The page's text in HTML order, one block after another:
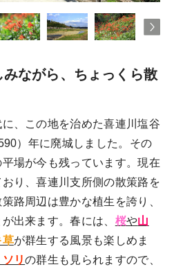
ながら、ちょっくら散
、この地を治めた喜連川塩谷
）年に廃城しました。その
場が今も残っています。現在
り、喜連川支所側の散策路を
路周辺は豊かな植生を誇り、
出来ます。春には、 桜や山
草が群生する風景も楽しめま
ソリの群生も見られますので、